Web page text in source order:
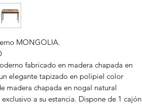
MONGOLIA.
fabricado en madera chapada en
elegante tapizado en polipiel color
madera chapada en nogal natural
a su estancia. Dispone de 1 cajón